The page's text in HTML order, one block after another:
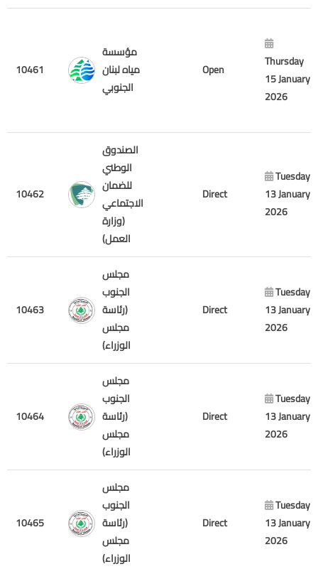
10461
مؤسسة
مياه لبنان
الجنوبي
Open
Thursday
15 January
2026
10462
الصندوق
الوطني
للضمان
الاجتماعي
(وزارة
العمل)
Direct
Tuesday
13 January
2026
10463
مجلس
الجنوب
(رئاسة
مجلس
الوزراء)
Direct
Tuesday
13 January
2026
10464
مجلس
الجنوب
(رئاسة
مجلس
الوزراء)
Direct
Tuesday
13 January
2026
10465
مجلس
الجنوب
(رئاسة
مجلس
الوزراء)
Direct
Tuesday
13 January
2026